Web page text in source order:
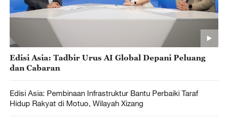
Edisi Asia: Tadbir Urus AI Global Depani Peluang
dan Cabaran
Edisi Asia: Pembinaan Infrastruktur Bantu Perbaiki Taraf
Hidup Rakyat di Motuo, Wilayah Xizang